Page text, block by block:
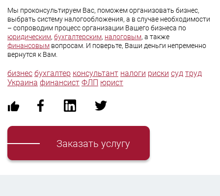
Мы проконсультируем Вас, поможем организовать бизнес,
выбрать систему налогообложения, а в случае необходимости
– сопроводим процесс организации Вашего бизнеса по
юридическим, бухгалтерским, налоговым, а также
финансовым вопросам. И поверьте, Ваши деньги непременно
вернутся к Вам.
бизнес бухгалтер консультант налоги риски суд труд
Украина финансист ФЛП юрист
Заказать услугу